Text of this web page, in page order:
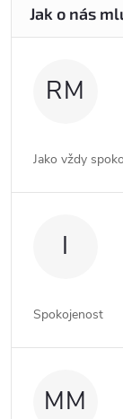
RM
Jako vždy
I
Spokojenost
MM